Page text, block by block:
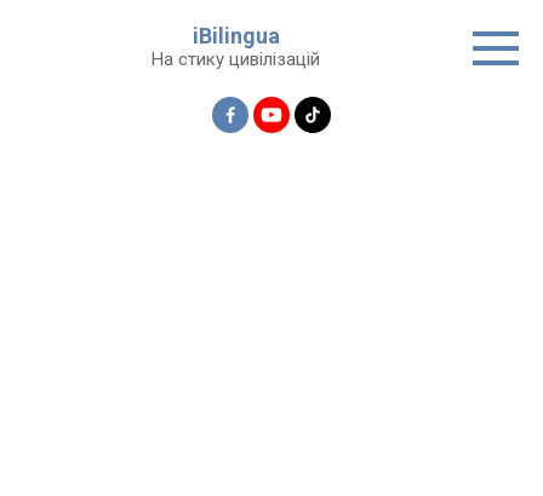
iBilingua
На стику цивілізацій